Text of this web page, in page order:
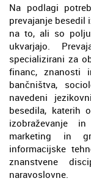
Na podlagi
prevajanje besedil
na to, ali so
ukvarjajo.
specializirani za
financ, znanosti
bančništva,
navedeni
besedila, katerih
izobraževanje
marketing in
informacijske
znanstvene
naravoslovne.